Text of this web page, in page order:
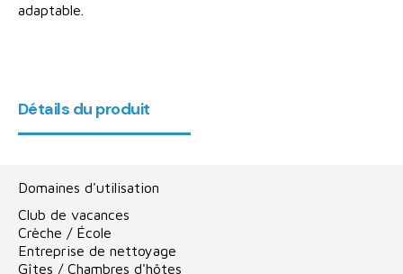
adaptable.
Détails du produit
Domaines d'utilisation
Club de vacances
Crèche / École
Entreprise de nettoyage
Gîtes / Chambres d'hôtes